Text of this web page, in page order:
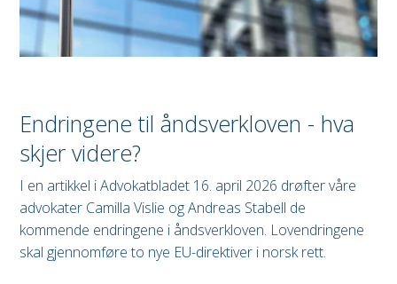
Endringene til åndsverkloven - hva
skjer videre?
I en artikkel i Advokatbladet 16. april 2026 drøfter våre
advokater Camilla Vislie og Andreas Stabell de
kommende endringene i åndsverkloven. Lovendringene
skal gjennomføre to nye EU-direktiver i norsk rett.